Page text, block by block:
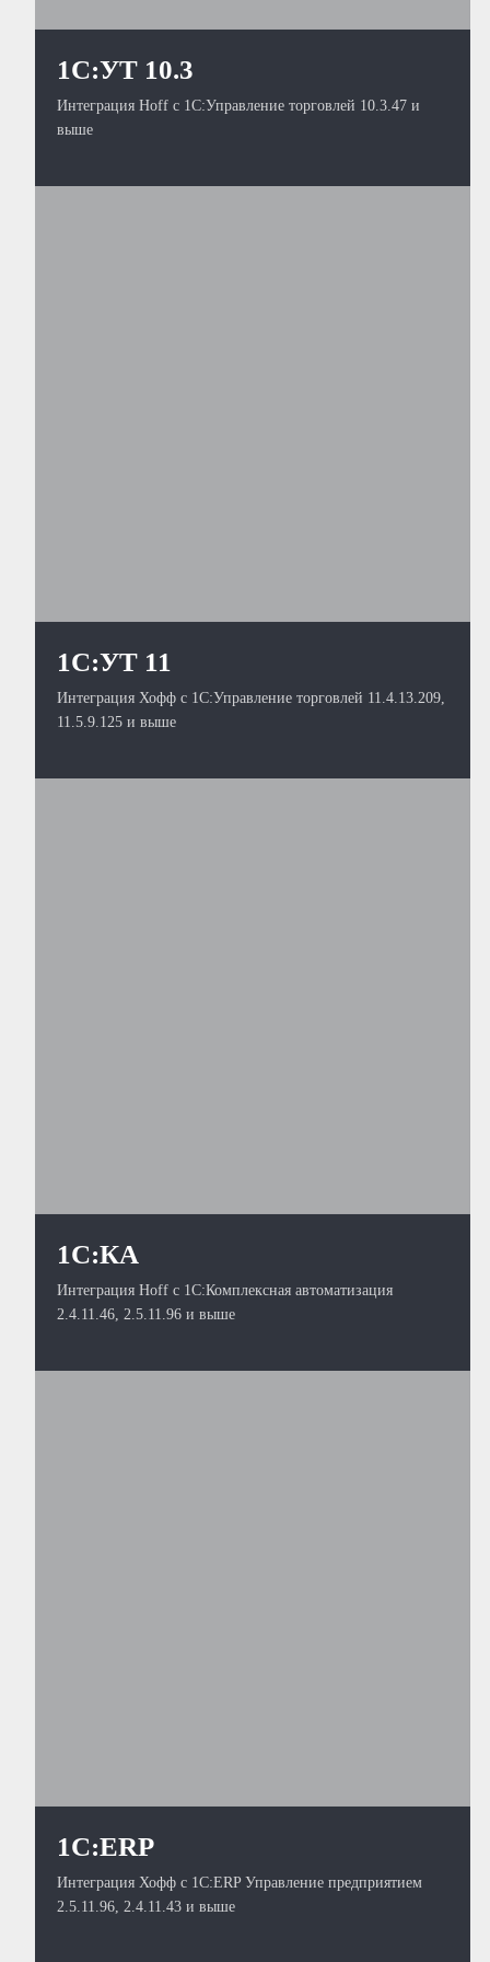
1С:УТ 10.3
Интеграция Hoff с 1С:Управление торговлей 10.3.47 и
выше
1С:УТ 11
Интеграция Хофф с 1С:Управление торговлей 11.4.13.209,
11.5.9.125 и выше
1С:КА
Интеграция Hoff с 1С:Комплексная автоматизация
2.4.11.46, 2.5.11.96 и выше
1С:ERP
Интеграция Хофф с 1С:ERP Управление предприятием
2.5.11.96, 2.4.11.43 и выше